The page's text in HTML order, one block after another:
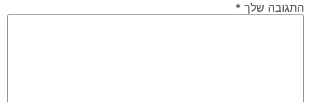
התגובה שלך *